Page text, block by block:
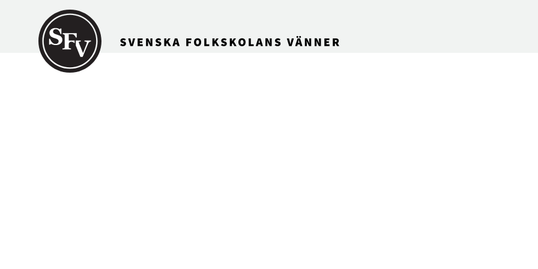
Gå till innehållet